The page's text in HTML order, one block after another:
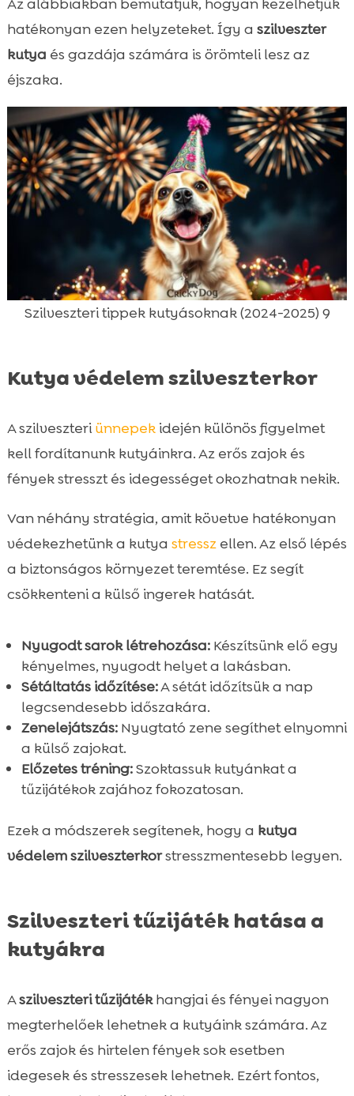
Az alábbiakban bemutatjuk, hogyan kezelhetjük
hatékonyan ezen helyzeteket. Így a szilveszter
kutya és gazdája számára is örömteli lesz az
éjszaka.
Szilveszteri tippek kutyásoknak (2024-2025) 9
Kutya védelem szilveszterkor
A szilveszteriünnepekidején különös figyelmet
kell fordítanunk kutyáinkra. Az erős zajok és
fények stresszt és idegességet okozhatnak nekik.
Van néhány stratégia, amit követve hatékonyan
védekezhetünk a kutya stresszellen. Az első lépés
a biztonságos környezet teremtése. Ez segít
csökkenteni a külső ingerek hatását.
Nyugodt sarok létrehozása:Készítsünk elő egy
kényelmes, nyugodt helyet a lakásban.
Sétáltatás időzítése:A sétát időzítsük a nap
legcsendesebb időszakára.
Zenelejátszás:Nyugtató zene segíthet elnyomni
a külső zajokat.
Előzetes tréning:Szoktassuk kutyánkat a
tűzijátékok zajához fokozatosan.
Ezek a módszerek segítenek, hogy a kutya
védelem szilveszterkorstresszmentesebb legyen.
Szilveszteri tűzijáték hatása a
kutyákra
Aszilveszteri tűzijátékhangjai és fényei nagyon
megterhelőek lehetnek a kutyáink számára. Az
erős zajok és hirtelen fények sok esetben
idegesek és stresszesek lehetnek. Ezért fontos,